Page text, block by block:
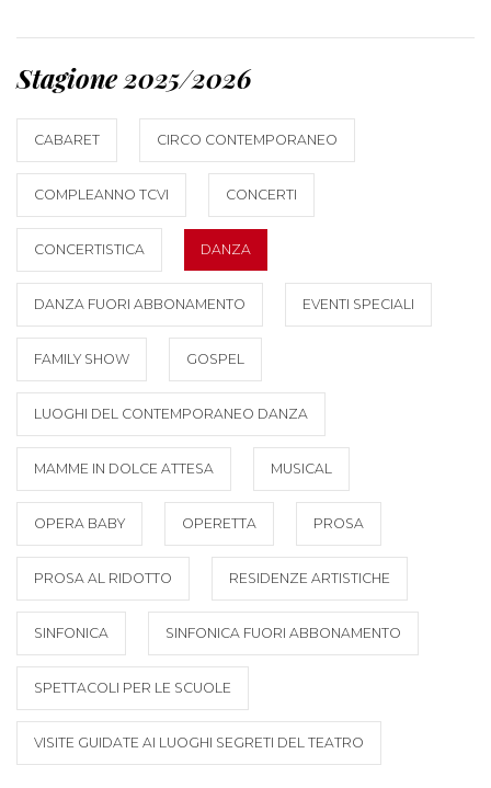
Stagione 2025/2026
CABARET CIRCO CONTEMPORANEO
COMPLEANNO TCVI CONCERTI
CONCERTISTICA DANZA
DANZA FUORI ABBONAMENTO EVENTI SPECIALI
FAMILY SHOW GOSPEL
LUOGHI DEL CONTEMPORANEO DANZA
MAMME IN DOLCE ATTESA MUSICAL
OPERA BABY OPERETTA PROSA
PROSA AL RIDOTTO RESIDENZE ARTISTICHE
SINFONICA SINFONICA FUORI ABBONAMENTO
SPETTACOLI PER LE SCUOLE
VISITE GUIDATE AI LUOGHI SEGRETI DEL TEATRO